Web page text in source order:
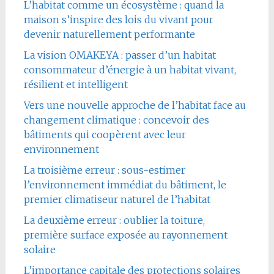
L’habitat comme un écosystème : quand la
maison s’inspire des lois du vivant pour
devenir naturellement performante
La vision OMAKEYA : passer d’un habitat
consommateur d’énergie à un habitat vivant,
résilient et intelligent
Vers une nouvelle approche de l’habitat face au
changement climatique : concevoir des
bâtiments qui coopèrent avec leur
environnement
La troisième erreur : sous-estimer
l’environnement immédiat du bâtiment, le
premier climatiseur naturel de l’habitat
La deuxième erreur : oublier la toiture,
première surface exposée au rayonnement
solaire
L’importance capitale des protections solaires